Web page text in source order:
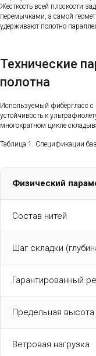
Жесткость всей плоскости
перемычками, а самой
удерживают полотно
Технические
полотна
Используемый фибергласс
устойчивость к
многократном цикле
Таблица 1. Спецификации
Физический
Состав нитей
Шаг складки
Гарантированный
Предельная высота
Ветровая нагрузка